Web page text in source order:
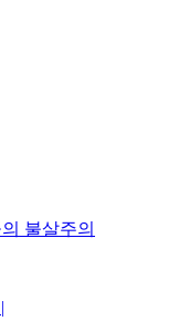
불살주의
|